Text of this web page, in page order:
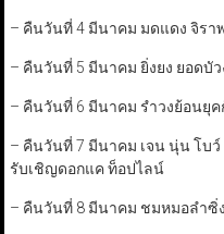
– คืนวันที่ 4 มีนาคม มดแดง จิรา
– คืนวันที่ 5 มีนาคม ยิ่งยง ยอดบั
– คืนวันที่ 6 มีนาคม รำวงย้อนยุ
– คืนวันที่ 7 มีนาคม เจน นุ่น โบ
รับเชิญดอกแค ท็อปไลน์
– คืนวันที่ 8 มีนาคม ชมหมอลำ